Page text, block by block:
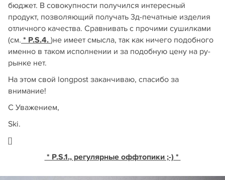
бюджет. В совокупности получился интересный
продукт, позволяющий получать 3д-печатные изделия
отличного качества. Сравнивать с прочими сушилками
(см. * P.S.4. )не имеет смысла, так как ничего подобного
именно в таком исполнении и за подобную цену на ру-
рынке нет.
На этом свой longpost заканчиваю, спасибо за
внимание!
С Уважением,
Ski.
[]
* P.S.1., регулярные оффтопики ;-) *